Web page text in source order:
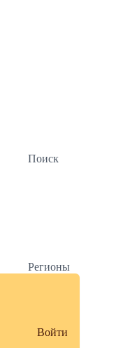
Поиск
Регионы
Войти